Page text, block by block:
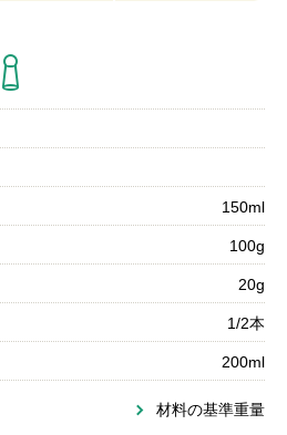
150ml
100g
20g
1/2本
200ml
材料の基準重量